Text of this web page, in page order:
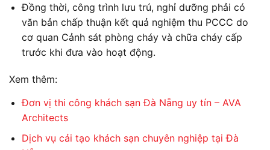
Đồng thời, công trình lưu trú, nghỉ dưỡng phải có
văn bản chấp thuận kết quả nghiệm thu PCCC do
cơ quan Cảnh sát phòng cháy và chữa cháy cấp
trước khi đưa vào hoạt động.
Xem thêm:
Đơn vị thi công khách sạn Đà Nẵng uy tín – AVA
Architects
Dịch vụ cải tạo khách sạn chuyên nghiệp tại Đà